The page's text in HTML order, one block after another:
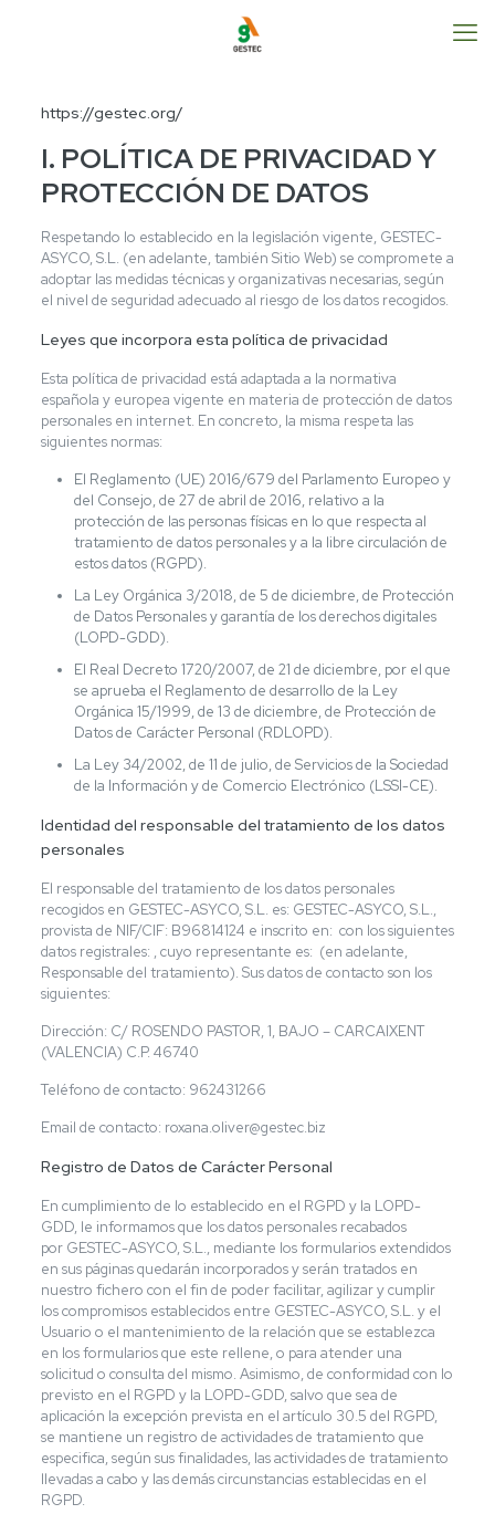
https://gestec.org/
I. POLÍTICA DE PRIVACIDAD Y
PROTECCIÓN DE DATOS
Respetando lo establecido en la legislación vigente, GESTEC-
ASYCO, S.L. (en adelante, también Sitio Web) se compromete a
adoptar las medidas técnicas y organizativas necesarias, según
el nivel de seguridad adecuado al riesgo de los datos recogidos.
Leyes que incorpora esta política de privacidad
Esta política de privacidad está adaptada a la normativa
española y europea vigente en materia de protección de datos
personales en internet. En concreto, la misma respeta las
siguientes normas:
El Reglamento (UE) 2016/679 del Parlamento Europeo y
del Consejo, de 27 de abril de 2016, relativo a la
protección de las personas físicas en lo que respecta al
tratamiento de datos personales y a la libre circulación de
estos datos (RGPD).
La Ley Orgánica 3/2018, de 5 de diciembre, de Protección
de Datos Personales y garantía de los derechos digitales
(LOPD-GDD).
El Real Decreto 1720/2007, de 21 de diciembre, por el que
se aprueba el Reglamento de desarrollo de la Ley
Orgánica 15/1999, de 13 de diciembre, de Protección de
Datos de Carácter Personal (RDLOPD).
La Ley 34/2002, de 11 de julio, de Servicios de la Sociedad
de la Información y de Comercio Electrónico (LSSI-CE).
Identidad del responsable del tratamiento de los datos
personales
El responsable del tratamiento de los datos personales
recogidos en GESTEC-ASYCO, S.L. es: GESTEC-ASYCO, S.L.,
provista de NIF/CIF: B96814124 e inscrito en: con los siguientes
datos registrales: , cuyo representante es: (en adelante,
Responsable del tratamiento). Sus datos de contacto son los
siguientes:
Dirección: C/ ROSENDO PASTOR, 1, BAJO – CARCAIXENT
(VALENCIA) C.P. 46740
Teléfono de contacto: 962431266
Email de contacto: roxana.oliver@gestec.biz
Registro de Datos de Carácter Personal
En cumplimiento de lo establecido en el RGPD y la LOPD-
GDD, le informamos que los datos personales recabados
por GESTEC-ASYCO, S.L., mediante los formularios extendidos
en sus páginas quedarán incorporados y serán tratados en
nuestro fichero con el fin de poder facilitar, agilizar y cumplir
los compromisos establecidos entre GESTEC-ASYCO, S.L. y el
Usuario o el mantenimiento de la relación que se establezca
en los formularios que este rellene, o para atender una
solicitud o consulta del mismo. Asimismo, de conformidad con lo
previsto en el RGPD y la LOPD-GDD, salvo que sea de
aplicación la excepción prevista en el artículo 30.5 del RGPD,
se mantiene un registro de actividades de tratamiento que
especifica, según sus finalidades, las actividades de tratamiento
llevadas a cabo y las demás circunstancias establecidas en el
RGPD.